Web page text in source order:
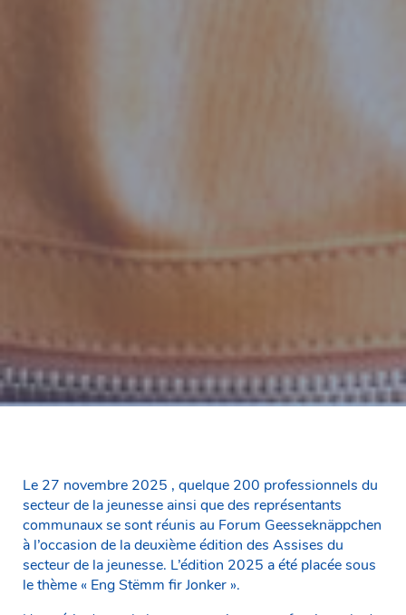
Le 27 novembre 2025 , quelque 200 professionnels du
secteur de la jeunesse ainsi que des représentants
communaux se sont réunis au Forum Geesseknäppchen
à l’occasion de la deuxième édition des Assises du
secteur de la jeunesse. L’édition 2025 a été placée sous
le thème « Eng Stëmm fir Jonker ».